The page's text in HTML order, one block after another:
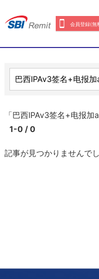
会員登録(無
「巴西IPAv3签名+电报
1-0 / 0
記事が見つかりませんでし